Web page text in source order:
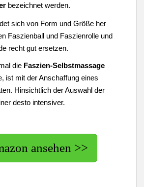
bezeichnet werden.
sich von Form und Größe her
Faszienball und Faszienrolle und
recht gut ersetzen.
die Faszien-Selbstmassage
ist mit der Anschaffung eines
Hinsichtlich der Auswahl der
desto intensiver.
ansehen >>